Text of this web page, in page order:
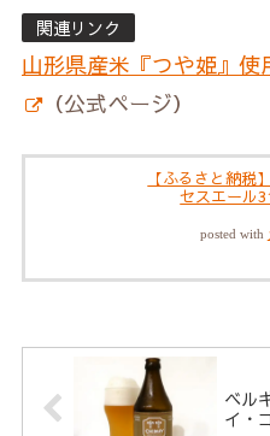
関連リンク
山形県産米『つや姫』使
（公式ページ）
【ふるさと納税
セスエール
posted with
ベル
イ・